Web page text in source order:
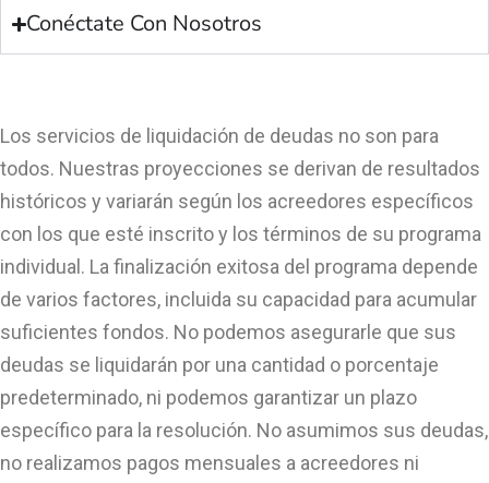
Conéctate Con Nosotros
Los servicios de liquidación de deudas no son para
todos. Nuestras proyecciones se derivan de resultados
históricos y variarán según los acreedores específicos
con los que esté inscrito y los términos de su programa
individual. La finalización exitosa del programa depende
de varios factores, incluida su capacidad para acumular
suficientes fondos. No podemos asegurarle que sus
deudas se liquidarán por una cantidad o porcentaje
predeterminado, ni podemos garantizar un plazo
específico para la resolución. No asumimos sus deudas,
no realizamos pagos mensuales a acreedores ni